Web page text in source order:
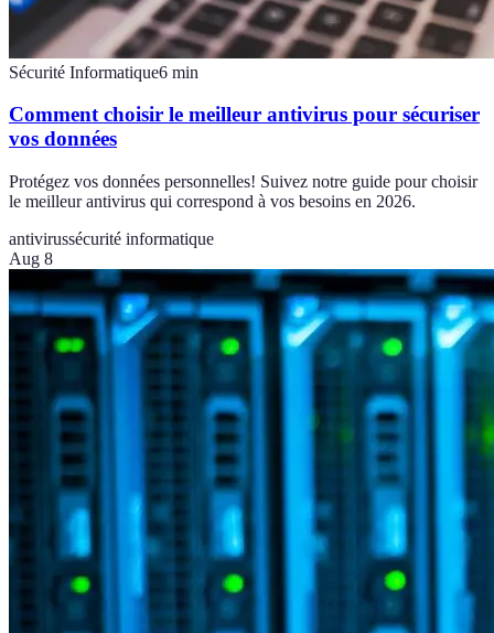
Sécurité Informatique6 min
Comment choisir le meilleur antivirus pour sécuriser
vos données
Protégez vos données personnelles! Suivez notre guide pour choisir
le meilleur antivirus qui correspond à vos besoins en 2026.
antivirussécurité informatique
Aug 8